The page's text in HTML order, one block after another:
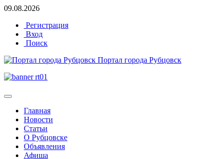
09.08.2026
Регистрация
Вход
Поиск
Портал города Рубцовск
Главная
Новости
Статьи
О Рубцовске
Объявления
Афиша